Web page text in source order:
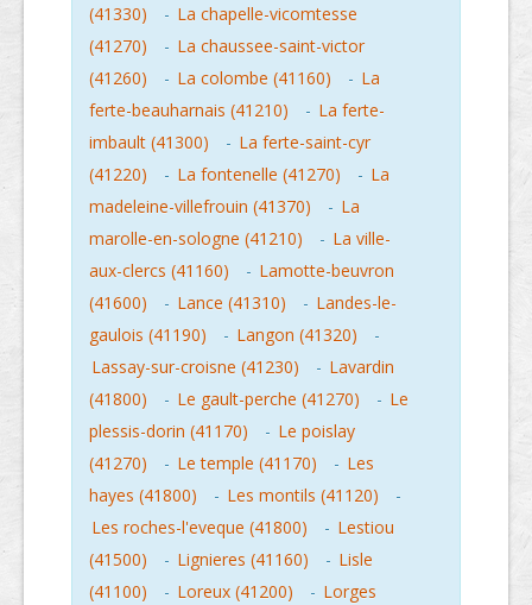
(41330)
- La chapelle-vicomtesse
(41270)
- La chaussee-saint-victor
(41260)
- La colombe (41160) - La
ferte-beauharnais (41210)
- La ferte-
imbault (41300)
- La ferte-saint-cyr
(41220)
- La fontenelle (41270) - La
madeleine-villefrouin (41370)
- La
marolle-en-sologne (41210)
- La ville-
aux-clercs (41160)
- Lamotte-beuvron
(41600)
- Lance (41310) - Landes-le-
gaulois (41190)
- Langon (41320)
-
Lassay-sur-croisne (41230)
- Lavardin
(41800)
- Le gault-perche (41270) - Le
plessis-dorin (41170)
- Le poislay
(41270)
- Le temple (41170) - Les
hayes (41800)
- Les montils (41120)
-
Les roches-l'eveque (41800)
- Lestiou
(41500)
- Lignieres (41160) - Lisle
(41100)
- Loreux (41200) - Lorges